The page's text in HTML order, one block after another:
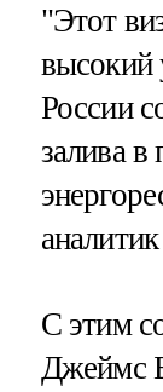
"Этот
высокий
России
залива в
С этим
Джеймс